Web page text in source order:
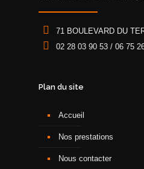
71 BOULEVARD DU
02 28 03 90 53 / 06 75
Plan du site
Accueil
Nos prestations
Nous contacter